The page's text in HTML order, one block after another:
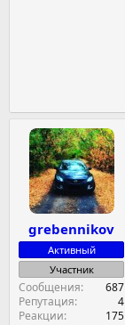
grebennikov
Активный
Участник
Сообщения
687
Репутация
4
Реакции
175